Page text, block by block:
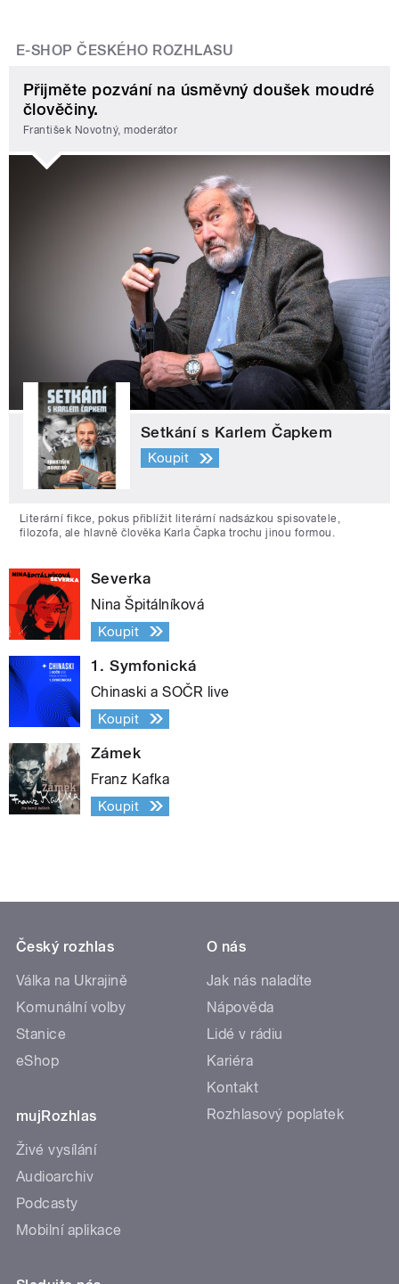
E-SHOP ČESKÉHO ROZHLASU
Přijměte pozvání na úsměvný doušek moudré
člověčiny.
František Novotný, moderátor
Setkání s Karlem Čapkem
Koupit
Literární fikce, pokus přiblížit literární nadsázkou spisovatele,
filozofa, ale hlavně člověka Karla Čapka trochu jinou formou.
Severka
Nina Špitálníková
Koupit
1. Symfonická
Chinaski a SOČR live
Koupit
Zámek
Franz Kafka
Koupit
Český rozhlas
Válka na Ukrajině
Komunální volby
Stanice
eShop
mujRozhlas
Živé vysílání
Audioarchiv
Podcasty
Mobilní aplikace
O nás
Jak nás naladíte
Nápověda
Lidé v rádiu
Kariéra
Kontakt
Rozhlasový poplatek